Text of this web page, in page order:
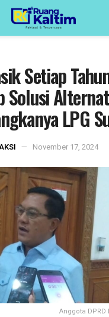
Setiap
Solusi
LPG
November 17, 2024
Anggota DPRD